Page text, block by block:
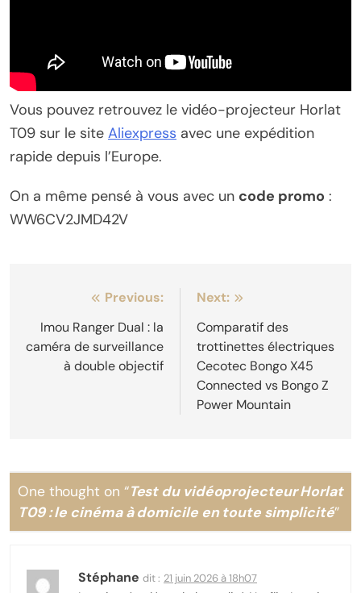
Vous pouvez retrouvez le vidéo-projecteur Horlat
T09 sur le site Aliexpress avec une expédition
rapide depuis l’Europe.
On a même pensé à vous avec un code promo :
WW6CV2JMD42V
Navigation
de
l’article
Previous:
Imou Ranger Dual : la
caméra de surveillance
à double objectif
Next:
Comparatif des
trottinettes électriques
Cecotec Bongo X45
Connected vs Bongo Z
Power Mountain
One thought on “Test du vidéoprojecteur Horlat
T09 : le cinéma à domicile en toute simplicité”
Stéphane dit : 21 juin 2026 à 18h07